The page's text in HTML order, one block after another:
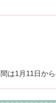
は1月11日から